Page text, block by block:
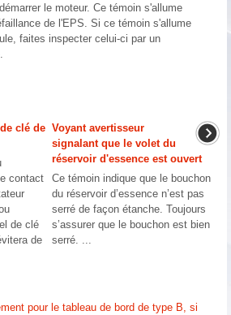
le moteur. Ce témoin s'allume
de l'EPS. Si ce témoin s'allume
faites inspecter celui-ci par un
clé de
contact
de clé
de
Voyant avertisseur
signalant que le volet du
réservoir d'essence est ouvert
Ce témoin indique que le bouchon
du réservoir d’essence n’est pas
serré de façon étanche. Toujours
s’assurer que le bouchon est bien
serré. ...
pour le tableau de bord de type B, si